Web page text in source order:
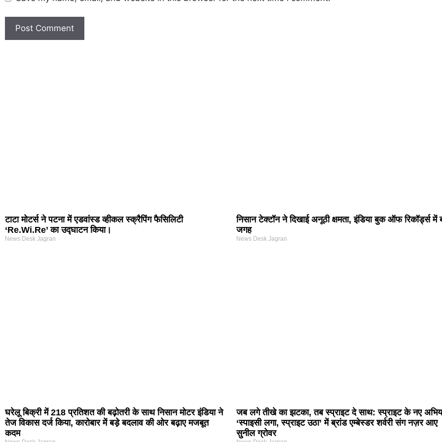
टाटा मोटर्स ने पटना में एडवांस्ड व्हीकल स्क्रैपिंग फैसिलिटी
‘Re.Wi.Re’ का उद्घाटन किया।
News Desk Jagran
निसान टेक्टॉन ने दिखाई अनूठी क्षमता, इंडिया बुक ऑफ रिकॉर्ड्स में
जगह
News Desk Jagran
घरेलू बिक्री में 218 प्रतिशत की बढ़ोतरी के साथ निसान मोटर इंडिया ने
तेज विकास दर्ज किया, कारोबार में बड़े बदलाव की ओर बढ़ाए मजबूत
कदम
जब लगे तीखे का झटका, तब स्प्राइट दे साथ: स्प्राइट के नए
‘स्पाइसी लगा, स्प्राइट उठा’ में ब्रांड एम्बेस्डर शर्वरी संग नज़र आए
सुनील ग्रोवर